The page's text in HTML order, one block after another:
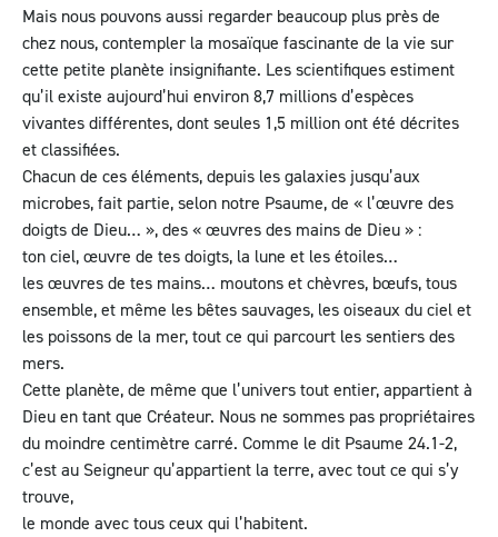
Mais nous pouvons aussi regarder beaucoup plus près de
chez nous, contempler la mosaïque fascinante de la vie sur
cette petite planète insignifiante. Les scientifiques estiment
qu’il existe aujourd’hui environ 8,7 millions d’espèces
vivantes différentes, dont seules 1,5 million ont été décrites
et classifiées.
Chacun de ces éléments, depuis les galaxies jusqu’aux
microbes, fait partie, selon notre Psaume, de « l’œuvre des
doigts de Dieu… », des « œuvres des mains de Dieu » :
ton ciel, œuvre de tes doigts, la lune et les étoiles…
les œuvres de tes mains… moutons et chèvres, bœufs, tous
ensemble, et même les bêtes sauvages, les oiseaux du ciel et
les poissons de la mer, tout ce qui parcourt les sentiers des
mers.
Cette planète, de même que l’univers tout entier, appartient à
Dieu en tant que Créateur. Nous ne sommes pas propriétaires
du moindre centimètre carré. Comme le dit Psaume 24.1-2,
c’est au Seigneur qu’appartient la terre, avec tout ce qui s’y
trouve,
le monde avec tous ceux qui l’habitent.